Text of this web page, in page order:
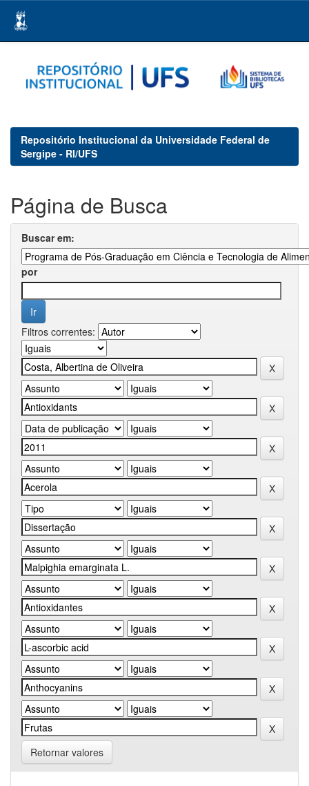
navigation
Repositório Institucional da Universidade Federal de
Sergipe - RI/UFS
Página de Busca
Buscar em:
por
Filtros correntes:
Retornar valores